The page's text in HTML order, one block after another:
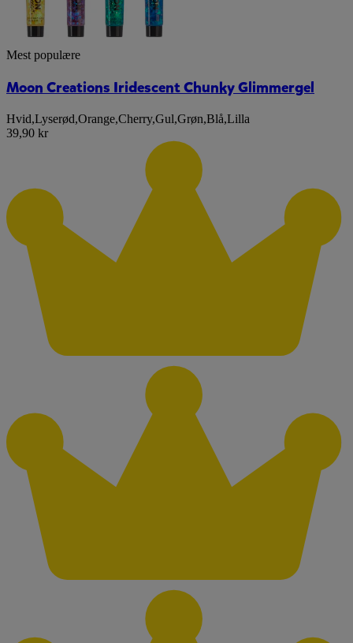
Mest populære
Moon Creations Iridescent Chunky Glimmergel
Hvid,Lyserød,Orange,Cherry,Gul,Grøn,Blå,Lilla
39,90 kr